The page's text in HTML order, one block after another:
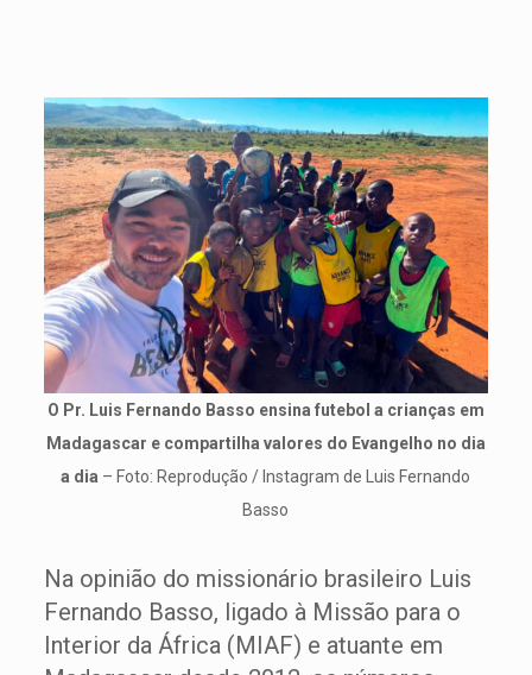
O Pr. Luis Fernando Basso ensina futebol a crianças em
Madagascar e compartilha valores do Evangelho no dia
a dia – Foto: Reprodução / Instagram de Luis Fernando
Basso
Na opinião do missionário brasileiro Luis
Fernando Basso, ligado à Missão para o
Interior da África (MIAF) e atuante em